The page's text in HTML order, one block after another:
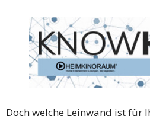
Doch welche Leinwand ist für